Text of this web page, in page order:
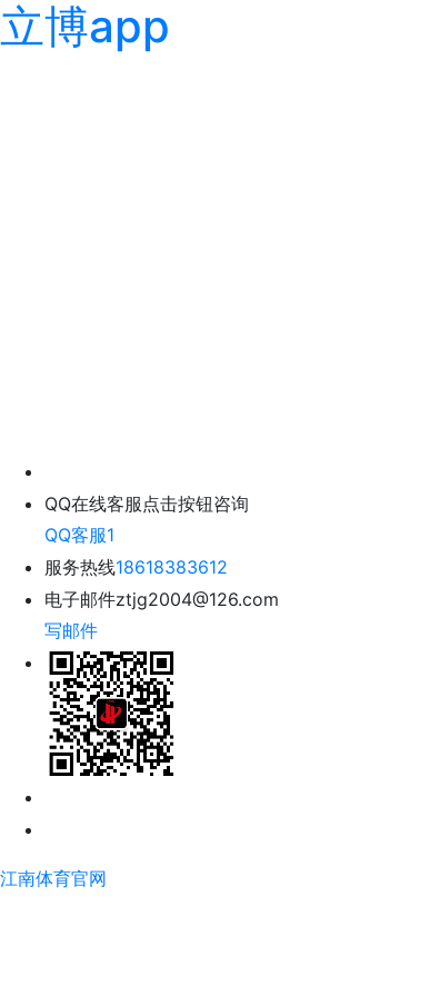
立博app
QQ在线客服 点击按钮咨询
QQ客服1
服务热线18618383612
电子邮件ztjg2004@126.com
写邮件
江南体育官网